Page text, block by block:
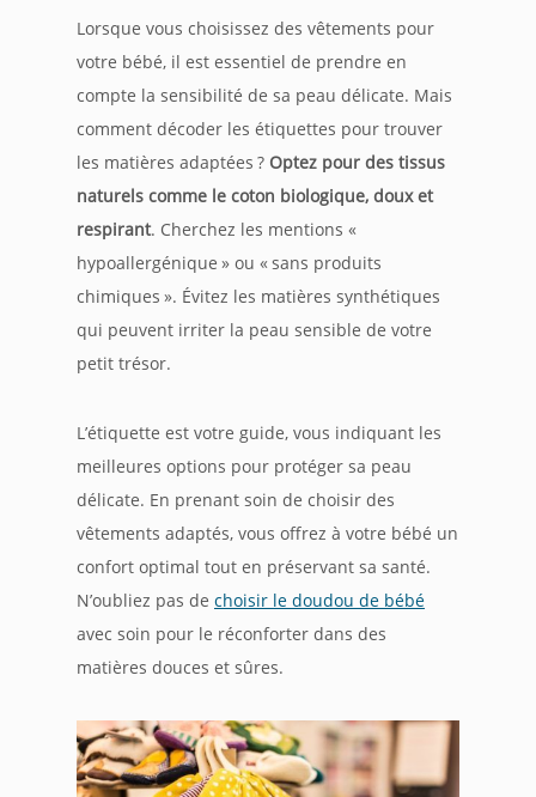
Lorsque vous choisissez des vêtements pour
votre bébé, il est essentiel de prendre en
compte la sensibilité de sa peau délicate. Mais
comment décoder les étiquettes pour trouver
les matières adaptées ? Optez pour des tissus
naturels comme le coton biologique, doux et
respirant. Cherchez les mentions «
hypoallergénique » ou « sans produits
chimiques ». Évitez les matières synthétiques
qui peuvent irriter la peau sensible de votre
petit trésor.
L’étiquette est votre guide, vous indiquant les
meilleures options pour protéger sa peau
délicate. En prenant soin de choisir des
vêtements adaptés, vous offrez à votre bébé un
confort optimal tout en préservant sa santé.
N’oubliez pas de choisir le doudou de bébé
avec soin pour le réconforter dans des
matières douces et sûres.